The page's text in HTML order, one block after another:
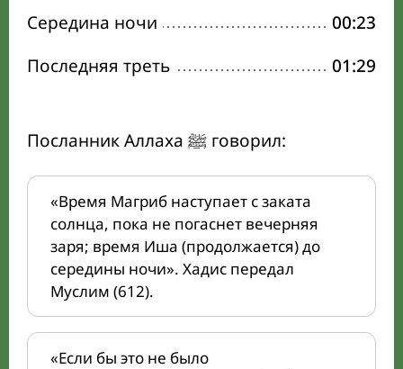
Середина ночи
00:23
Последняя треть
01:29
Посланник Аллаха ﷺ говорил:
«Время Магриб наступает с заката
солнца, пока не погаснет вечерняя
заря; время Иша (продолжается) до
середины ночи». Хадис передал
Муслим (612).
«Если бы это не было